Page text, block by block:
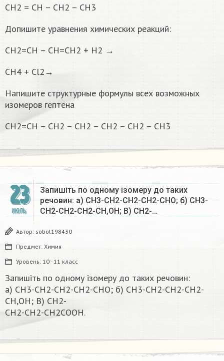
СН2 = СН – СН2 – СН3
Допишите уравнения химических реакций:
СН2=СН – СН=СН2 + Н2 →
СН4 + Cl2→
Напишите структурные формулы всех возможных
изомеров гептена
СН2=СН – СН2 – СН2 – СН2 – СН2 – СН3
23
ИЮЛЬ
Запишіть по одному ізомеру до таких
речовин: а) СН3-СН2-СН2-СН2-СНО; б) СН3-
СН2-СН2-СН2-СН,ОН; В) CH2-…
Автор: sobol198430
Предмет: Химия
Уровень: 10 - 11 класс
Запишіть по одному ізомеру до таких речовин:
а) СН3-СН2-СН2-СН2-СНО; б) СН3-СН2-СН2-СН2-
СН,ОН; В) CH2-
CH2-CH2-CH2COOH.​